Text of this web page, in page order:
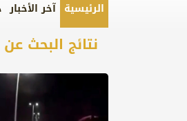
الرئيسية آخر الأخبار
نتائج البحث